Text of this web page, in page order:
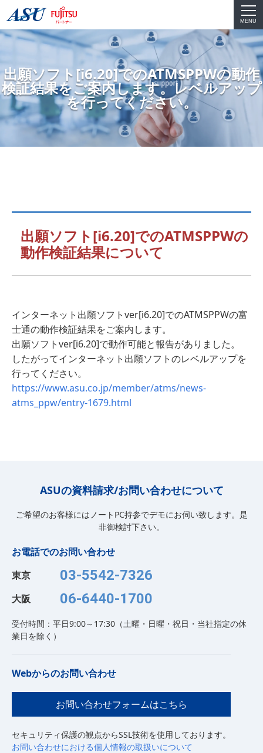
MENU
出願ソフト[i6.20]でのATMSPPWの動作
検証結果をご案内します。レベルアップ
を行ってください。
出願ソフト[i6.20]でのATMSPPWの
動作検証結果について
インターネット出願ソフトver[i6.20]でのATMSPPWの富
士通の動作検証結果をご案内します。
出願ソフトver[i6.20]で動作可能と報告がありました。
したがってインターネット出願ソフトのレベルアップを
行ってください。
https://www.asu.co.jp/member/atms/news-
atms_ppw/entry-1679.html
ASUの資料請求/お問い合わせについて
ご希望のお客様にはノートPC持参でデモにお伺い致します。是
非御検討下さい。
お電話でのお問い合わせ
東京
03-5542-7326
大阪 06-6440-1700
受付時間：平日9:00～17:30（土曜・日曜・祝日・当社指定の休
業日を除く）
Webからのお問い合わせ
お問い合わせフォームはこちら
セキュリティ保護の観点からSSL技術を使用しております。
お問い合わせにおける個人情報の取扱いについて